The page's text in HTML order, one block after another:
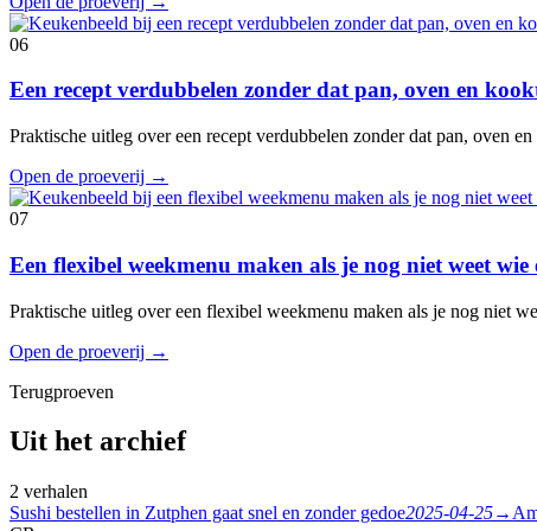
06
Een recept verdubbelen zonder dat pan, oven en
Praktische uitleg over een recept verdubbelen zonder dat pan, oven
Open de proeverij →
07
Een flexibel weekmenu maken als je nog niet weet wie
Praktische uitleg over een flexibel weekmenu maken als je nog niet
Open de proeverij →
Terugproeven
Uit het archief
2 verhalen
Sushi bestellen in Zutphen gaat snel en zonder gedoe2025-04-25→